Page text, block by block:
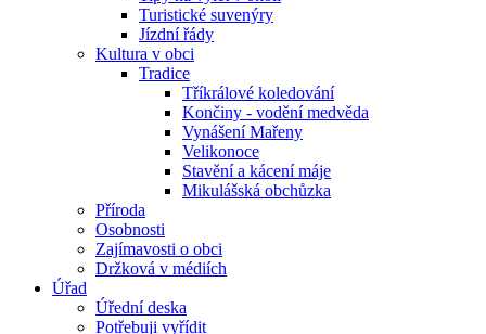
Turistické suvenýry
Jízdní řády
Kultura v obci
Tradice
Tříkrálové koledování
Končiny - vodění medvěda
Vynášení Mařeny
Velikonoce
Stavění a kácení máje
Mikulášská obchůzka
Příroda
Osobnosti
Zajímavosti o obci
Držková v médiích
Úřad
Úřední deska
Potřebuji vyřídit